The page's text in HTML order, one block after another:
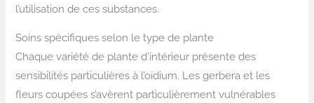
l’utilisation de ces substances.
Soins spécifiques selon le type de plante
Chaque variété de plante d’intérieur présente des
sensibilités particulières à l’oïdium. Les gerbera et les
fleurs coupées s’avèrent particulièrement vulnérables